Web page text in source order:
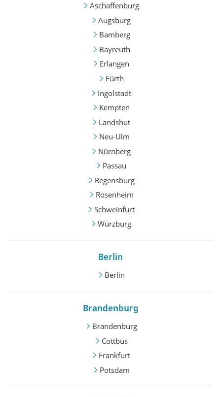
Aschaffenburg
Augsburg
Bamberg
Bayreuth
Erlangen
Fürth
Ingolstadt
Kempten
Landshut
Neu-Ulm
Nürnberg
Passau
Regensburg
Rosenheim
Schweinfurt
Würzburg
Berlin
Berlin
Brandenburg
Brandenburg
Cottbus
Frankfurt
Potsdam